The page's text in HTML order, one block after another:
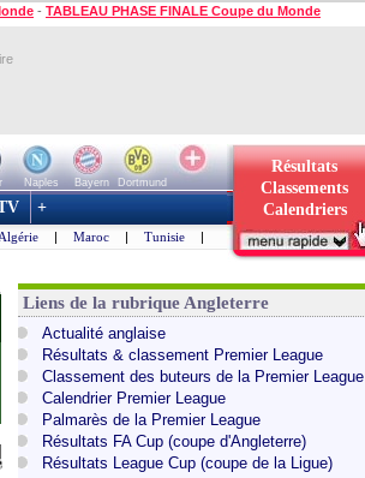
- TABLEAU PHASE FINALE Coupe du Monde
Naples Bayern
Dortmund
Résultats
Classements
Calendriers
+
Algérie | Maroc | Tunisie |
Liens de la rubrique Angleterre
Actualité anglaise
Résultats & classement Premier League
Classement des buteurs de la Premier League
Calendrier Premier League
Palmarès de la Premier League
Résultats FA Cup (coupe d'Angleterre)
Résultats League Cup (coupe de la Ligue)